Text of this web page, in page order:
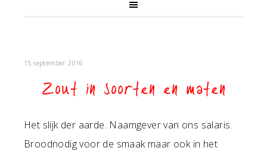
15 september 2016
Zout in soorten en maten
Het slijk der aarde. Naamgever van ons salaris.
Broodnodig voor de smaak maar ook in het